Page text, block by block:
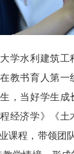
水利建筑工
教书育人第一
，当好学生成
经济学》《土
课程，带领团